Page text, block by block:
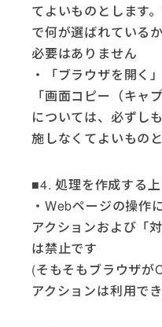
てよいものとします
で何が選ばれている
必要はありません
・「ブラウザを開く
「画面コピー（キャ
については、必ずし
施しなくてよいもの
■4. 処理を作成する
・Webページの操作
アクションおよび「
は禁止です
(そもそもブラウザが
アクションは利用で